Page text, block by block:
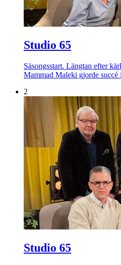
Studio 65
Säsongsstart. Längtan efter
Mammad Maleki gjorde
2
Studio 65